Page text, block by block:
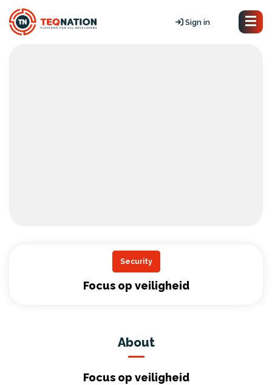
Sign in
Security
Focus op veiligheid
About
Focus op veiligheid